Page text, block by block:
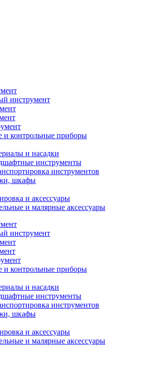
инструмент
и контрольные приборы
и насадки
инструменты
инструментов
шкафы
и аксессуары
и малярные аксессуары
инструмент
и контрольные приборы
и насадки
инструменты
инструментов
шкафы
и аксессуары
и малярные аксессуары